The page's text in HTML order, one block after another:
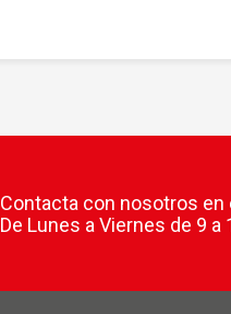
Contacta con nosotros en
De Lunes a Viernes de 9 a